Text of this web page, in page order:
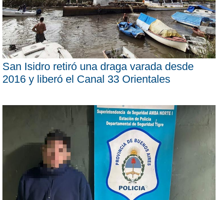
San Isidro retiró una draga varada desde
2016 y liberó el Canal 33 Orientales